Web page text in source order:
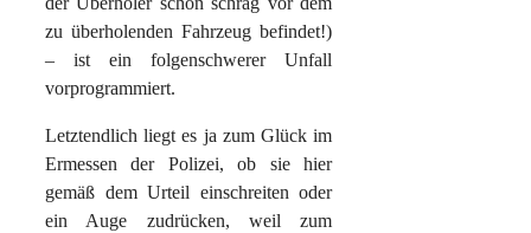
zu überholenden Fahrzeug befindet!)
– ist ein folgenschwerer Unfall
vorprogrammiert.
Letztendlich liegt es ja zum Glück im
Ermessen der Polizei, ob sie hier
gemäß dem Urteil einschreiten oder
ein Auge zudrücken, weil zum